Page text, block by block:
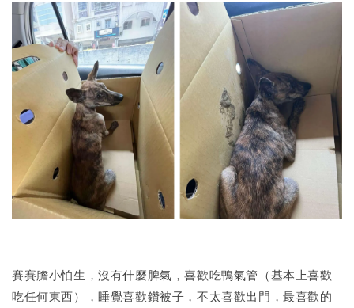
賽賽膽小怕生，沒有什麼脾氣，喜歡吃鴨氣管（基本上喜歡
吃任何東西），睡覺喜歡鑽被子，不太喜歡出門，最喜歡的